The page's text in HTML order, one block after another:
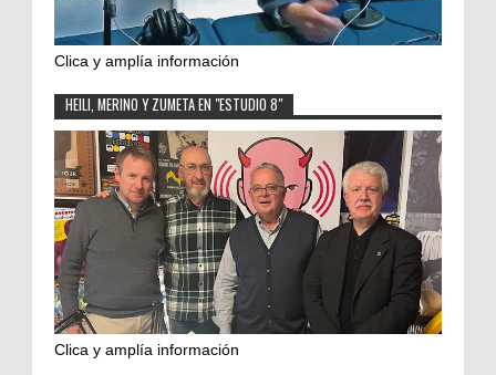
Clica y amplía información
HEILI, MERINO Y ZUMETA EN "ESTUDIO 8"
Clica y amplía información